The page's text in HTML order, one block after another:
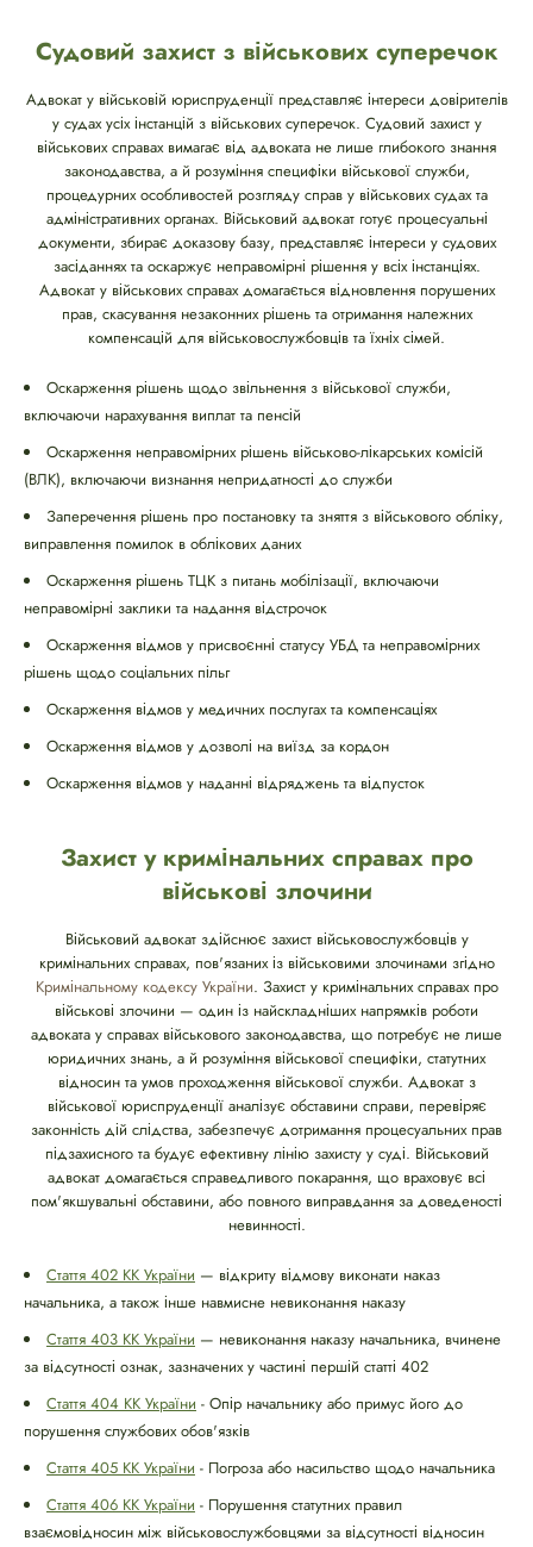
Судовий захист з військових суперечок
Адвокат у військовій юриспруденції представляє інтереси довірителів
у судах усіх інстанцій з військових суперечок. Судовий захист у
військових справах вимагає від адвоката не лише глибокого знання
законодавства, а й розуміння специфіки військової служби,
процедурних особливостей розгляду справ у військових судах та
адміністративних органах. Військовий адвокат готує процесуальні
документи, збирає доказову базу, представляє інтереси у судових
засіданнях та оскаржує неправомірні рішення у всіх інстанціях.
Адвокат у військових справах домагається відновлення порушених
прав, скасування незаконних рішень та отримання належних
компенсацій для військовослужбовців та їхніх сімей.
Оскарження рішень щодо звільнення з військової служби,
включаючи нарахування виплат та пенсій
Оскарження неправомірних рішень військово-лікарських комісій
(ВЛК), включаючи визнання непридатності до служби
Заперечення рішень про постановку та зняття з військового обліку,
виправлення помилок в облікових даних
Оскарження рішень ТЦК з питань мобілізації, включаючи
неправомірні заклики та надання відстрочок
Оскарження відмов у присвоєнні статусу УБД та неправомірних
рішень щодо соціальних пільг
Оскарження відмов у медичних послугах та компенсаціях
Оскарження відмов у дозволі на виїзд за кордон
Оскарження відмов у наданні відряджень та відпусток
Захист у кримінальних справах про
військові злочини
Військовий адвокат здійснює захист військовослужбовців у
кримінальних справах, пов'язаних із військовими злочинами згідно
Кримінальному кодексу України. Захист у кримінальних справах про
військові злочини — один із найскладніших напрямків роботи
адвоката у справах військового законодавства, що потребує не лише
юридичних знань, а й розуміння військової специфіки, статутних
відносин та умов проходження військової служби. Адвокат з
військової юриспруденції аналізує обставини справи, перевіряє
законність дій слідства, забезпечує дотримання процесуальних прав
підзахисного та будує ефективну лінію захисту у суді. Військовий
адвокат домагається справедливого покарання, що враховує всі
пом'якшувальні обставини, або повного виправдання за доведеності
невинності.
Стаття 402 КК України — відкриту відмову виконати наказ
начальника, а також інше навмисне невиконання наказу
Стаття 403 КК України — невиконання наказу начальника, вчинене
за відсутності ознак, зазначених у частині першій статті 402
Стаття 404 КК України - Опір начальнику або примус його до
порушення службових обов'язків
Стаття 405 КК України - Погроза або насильство щодо начальника
Стаття 406 КК України - Порушення статутних правил
взаємовідносин між військовослужбовцями за відсутності відносин